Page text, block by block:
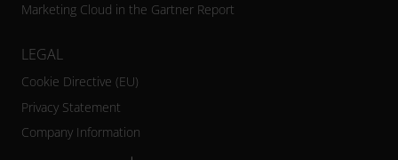
Marketing Cloud in the Gartner Report
LEGAL
Cookie Directive (EU)
Privacy Statement
Company Information